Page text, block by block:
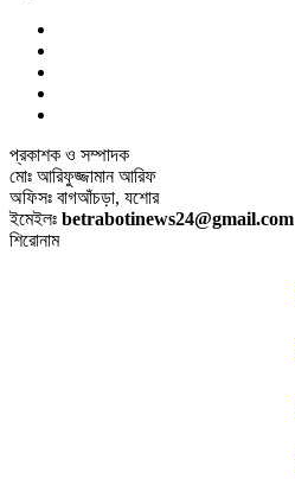
প্রকাশক ও সম্পাদক
মোঃ আরিফুজ্জামান আরিফ
অফিসঃ বাগআঁচড়া, যশোর
ইমেইলঃ betrabotinews24@gmail.com
শিরোনাম